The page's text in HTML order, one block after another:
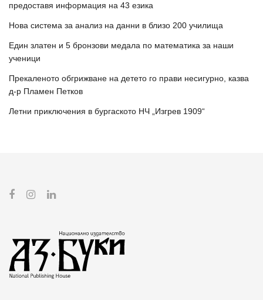
предоставя информация на 43 езика
Нова система за анализ на данни в близо 200 училища
Един златен и 5 бронзови медала по математика за наши
ученици
Прекаленото обгрижване на детето го прави несигурно, казва
д-р Пламен Петков
Летни приключения в бургаското НЧ „Изгрев 1909“